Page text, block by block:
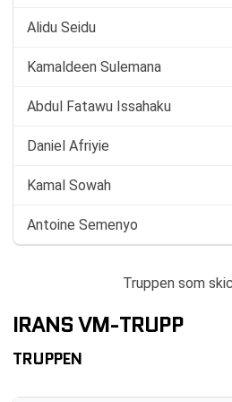
Alidu Seidu
Kamaldeen Sulemana
Abdul Fatawu Issahaku
Daniel Afriyie
Kamal Sowah
Antoine Semenyo
Truppen som
IRANS VM-TRUPP
TRUPPEN